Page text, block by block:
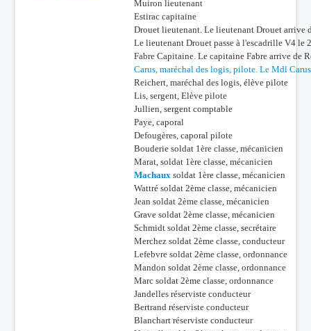
Muiron lieutenant
Estirac capitaine
Drouet lieutenant. Le lieutenant Drouet arrive
Le lieutenant Drouet passe à l'escadrille V4 le
Fabre Capitaine. Le capitaine Fabre arrive de
Carus, maréchal des logis, pilote. Le Mdl
Reichert, maréchal des logis, élève pilote
Lis, sergent, Elève pilote
Jullien, sergent comptable
Paye, caporal
Defougères, caporal pilote
Bouderie soldat 1ère classe, mécanicien
Marat, soldat 1ère classe, mécanicien
Machaux soldat 1ère classe, mécanicien
Wattré soldat 2ème classe, mécanicien
Jean soldat 2ème classe, mécanicien
Grave soldat 2ème classe, mécanicien
Schmidt soldat 2ème classe, secrétaire
Merchez soldat 2ème classe, conducteur
Lefebvre soldat 2ème classe, ordonnance
Mandon soldat 2ème classe, ordonnance
Marc soldat 2ème classe, ordonnance
Jandelles réserviste conducteur
Bertrand réserviste conducteur
Blanchart réserviste conducteur